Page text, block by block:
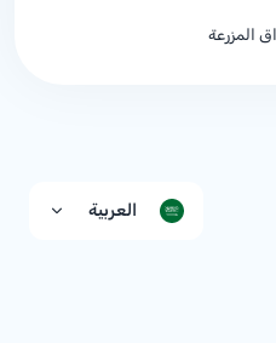
المزرعة
العربية